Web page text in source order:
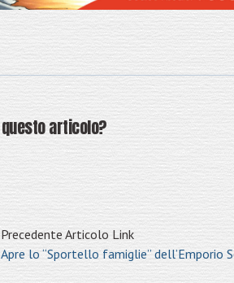
articolo?
Precedente ArticoloLink
Apre lo “Sportello famiglie” dell’Emporio